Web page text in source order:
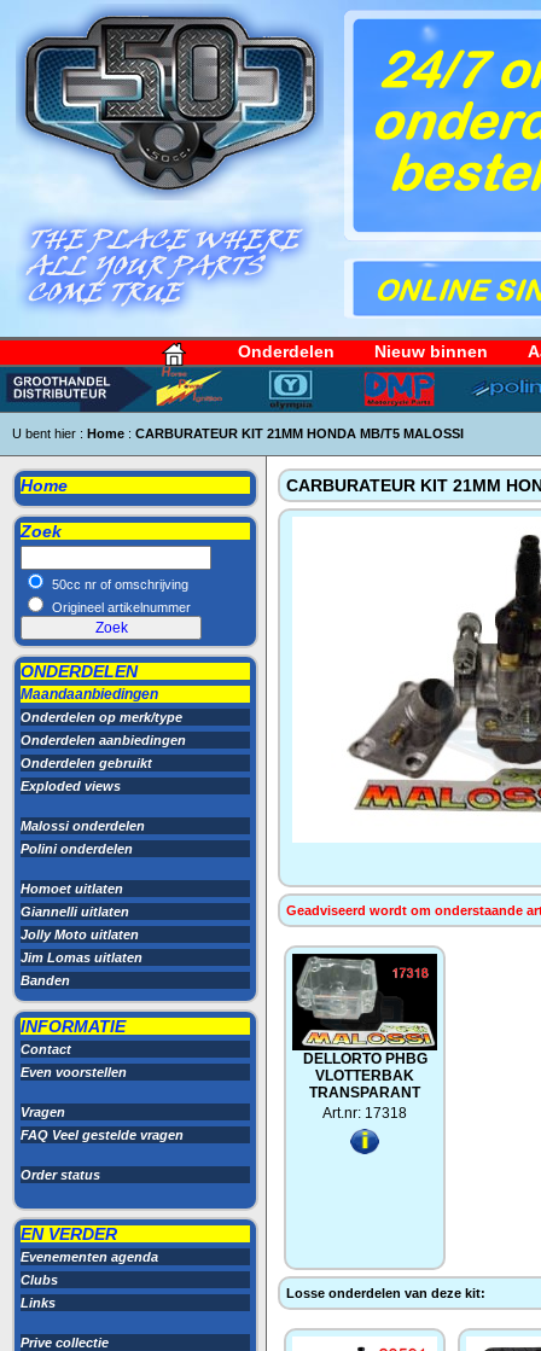
Onderdelen Nieuw binnen
U bent hier : Home : CARBURATEUR KIT 21MM HONDA MB/T5 MALOSSI
Home
Zoek
50cc nr of omschrijving
Origineel artikelnummer
ONDERDELEN
Maandaanbiedingen
Onderdelen op merk/type
Onderdelen aanbiedingen
Onderdelen gebruikt
Exploded views
Malossi onderdelen
Polini onderdelen
Homoet uitlaten
Giannelli uitlaten
Jolly Moto uitlaten
Jim Lomas uitlaten
Banden
INFORMATIE
Contact
Even voorstellen
Vragen
FAQ Veel gestelde vragen
Order status
EN VERDER
Evenementen agenda
Clubs
Links
Prive collectie
CARBURATEUR KIT 21MM
Geadviseerd wordt om onderstaande
DELLORTO PHBG
VLOTTERBAK
TRANSPARANT
Art.nr: 17318
Losse onderdelen van deze kit: